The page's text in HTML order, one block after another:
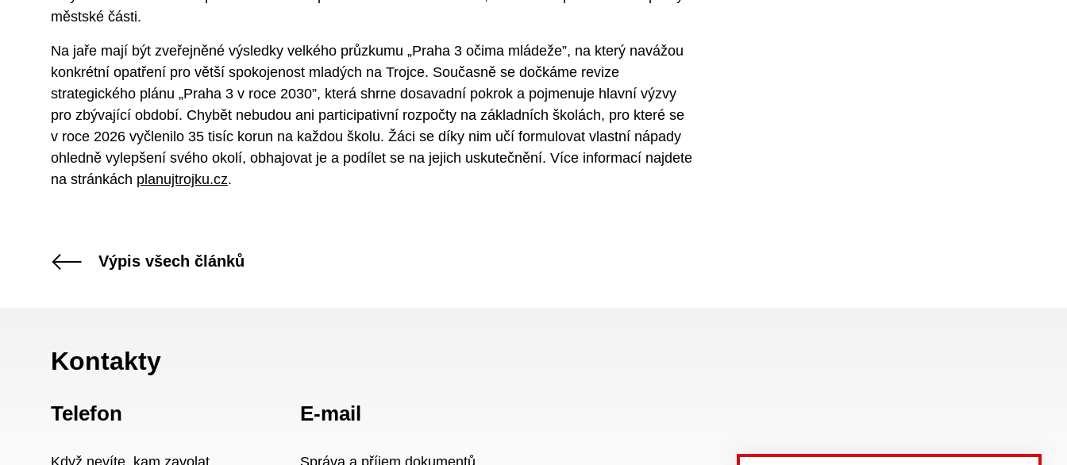
městské části.
Na jaře mají být zveřejněné výsledky velkého průzkumu „Praha 3 očima mládeže”, na který navážou
konkrétní opatření pro větší spokojenost mladých na Trojce. Současně se dočkáme revize
strategického plánu „Praha 3 v roce 2030”, která shrne dosavadní pokrok a pojmenuje hlavní výzvy
pro zbývající období. Chybět nebudou ani participativní rozpočty na základních školách, pro které se
v roce 2026 vyčlenilo 35 tisíc korun na každou školu. Žáci se díky nim učí formulovat vlastní nápady
ohledně vylepšení svého okolí, obhajovat je a podílet se na jejich uskutečnění. Více informací najdete
na stránkách planujtrojku.cz.
Výpis všech článků
Kontakty
Telefon
Když nevíte, kam zavolat
E-mail
Správa a příjem dokumentů